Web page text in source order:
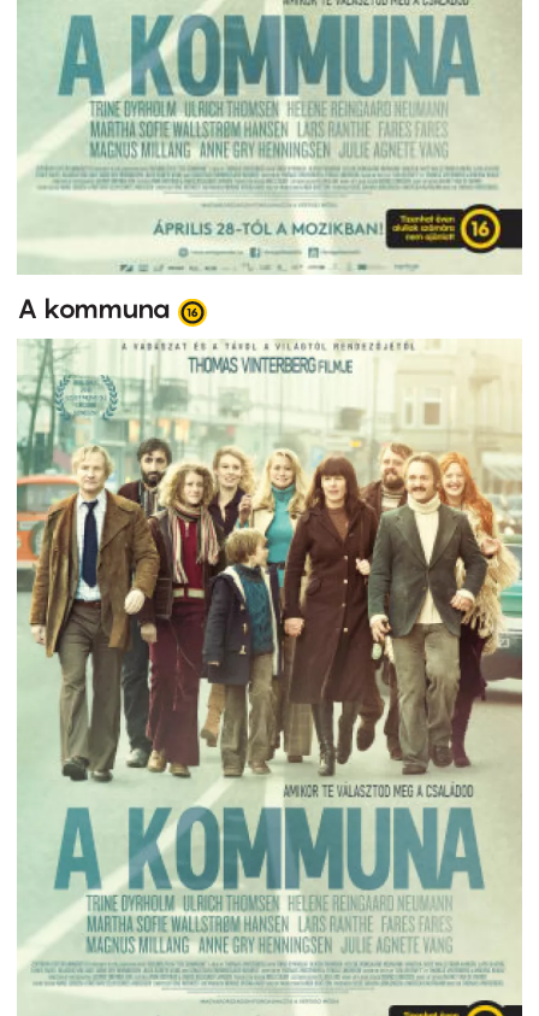
A kommuna